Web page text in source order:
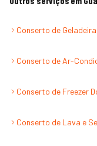
Conserto de
Conserto de Ar-
Conserto de Freezer
Conserto de Lava e